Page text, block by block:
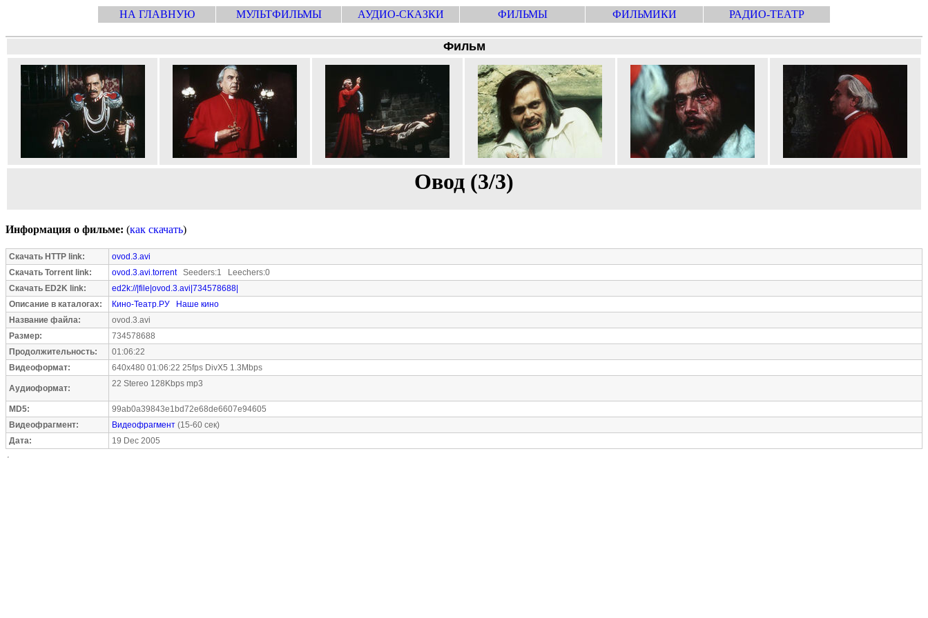
НА ГЛАВНУЮ МУЛЬТФИЛЬМЫ АУДИО-СКАЗКИ ФИЛЬМЫ ФИЛЬМИКИ РАДИО-ТЕАТР
Фильм
Овод (3/3)
Информация о фильме: (как скачать)
Скачать HTTP link:
ovod.3.avi
Скачать Torrent link:
ovod.3.avi.torrentSeeders:1 Leechers:0
Скачать ED2K link:
ed2k://|file|ovod.3.avi|734578688|
Описание в каталогах:
Кино-Театр.РУ
Наше кино
Название файла:
ovod.3.avi
Размер:
734578688
Продолжительность:
01:06:22
Видеоформат:
640x480 01:06:22 25fps DivX5 1.3Mbps
Аудиоформат: 22 Stereo 128Kbps mp3
MD5:
99ab0a39843e1bd72e68de6607e94605
Видеофрагмент:
Видеофрагмент (15-60 сек)
Дата:
19 Dec 2005